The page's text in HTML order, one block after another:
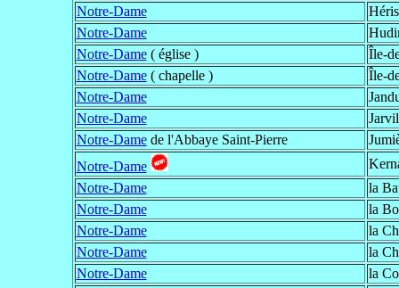
Notre-Dame
Notre-Dame
Notre-Dame( église )
Île-
Notre-Dame( chapelle )
Île-
Notre-Dame
Notre-Dame
Notre-Damede l'Abbaye Saint-Pierre
Notre-Dame
Notre-Dame
la
Notre-Dame
la
Notre-Dame
la
Notre-Dame
la
Notre-Dame
la